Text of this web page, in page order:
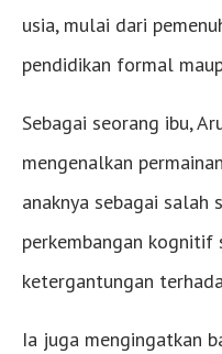
usia, mulai dari
pendidikan formal
Sebagai seorang ibu,
mengenalkan
anaknya sebagai salah
perkembangan kognitif
ketergantungan
Ia juga mengingatkan